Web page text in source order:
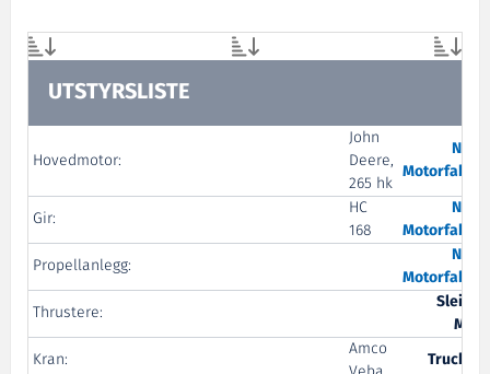
UTSTYRSLISTE
Hovedmotor:
John
Deere,
265 hk
Gir:
HC
168
Propellanlegg:
Thrustere:
Kran:
Amco
Truck